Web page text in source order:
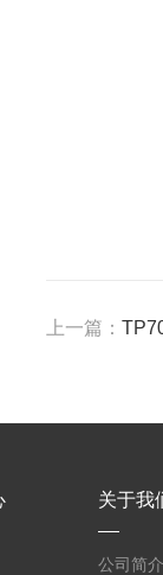
上一篇：
关于我
公司简介